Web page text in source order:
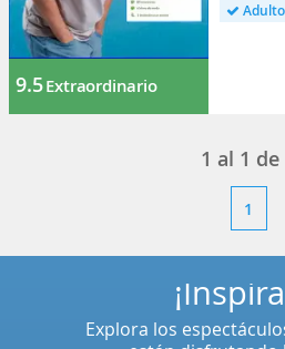
9.5Extraordinario
1 al 1 de
1
Explora los